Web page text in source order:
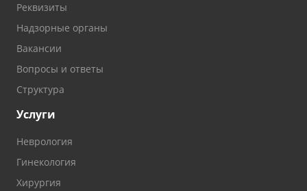
Реквизиты
Надзорные органы
Вакансии
Вопросы и ответы
Структура
Услуги
Неврология
Гинекология
Хирургия